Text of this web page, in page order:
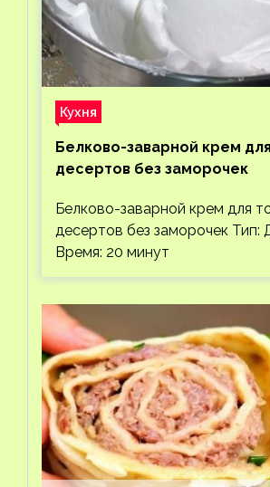
Кухня
Белково-заварной крем
десертов без заморочек
Белково-заварной крем для
десертов без заморочек Тип:
Время: 20 минут